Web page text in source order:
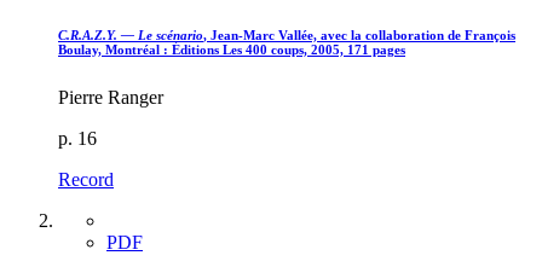
C.R.A.Z.Y. — Le scénario, Jean-Marc Vallée, avec la collaboration de François
Boulay, Montréal : Éditions Les 400 coups, 2005, 171 pages
Pierre Ranger
p. 16
Record
PDF